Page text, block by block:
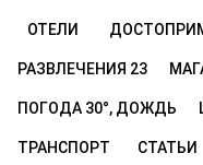
ОТЕЛИ
РАЗВЛЕЧЕНИЯ 23
ПОГОДА 30°, ДОЖДЬ
ТРАНСПОРТ СТАТЬИ